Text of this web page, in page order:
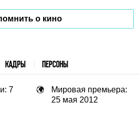
о кино
КАДРЫ ПЕРСОНЫ
7
Мировая премьера:
25 мая 2012